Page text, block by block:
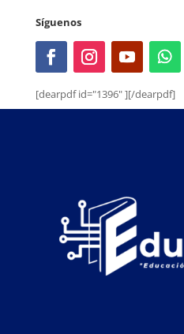
Síguenos
[dearpdf id="1396" ][/dearpdf]